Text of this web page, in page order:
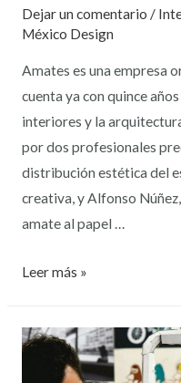
Dejar un comentario /
México Design
Amates es una empresa
cuenta ya con quince
interiores y la
por dos profesionales
distribución estética del
creativa, y Alfonso
amate al papel …
Leer más »